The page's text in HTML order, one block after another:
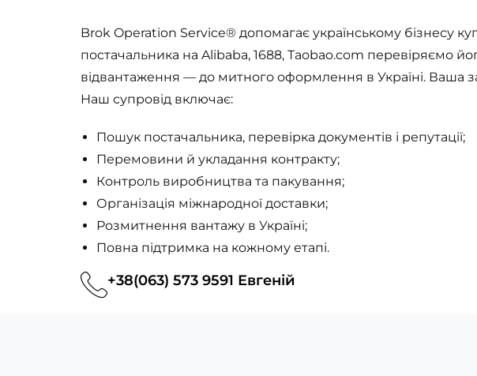
Brok Operation Service® допомагає українському бізнесу
постачальника на Alibaba, 1688, Taobao.com перевіряємо
відвантаження — до митного оформлення в Україні. Ваша
Наш супровід включає:
Пошук постачальника, перевірка документів і репутації;
Перемовини й укладання контракту;
Контроль виробництва та пакування;
Організація міжнародної доставки;
Розмитнення вантажу в Україні;
Повна підтримка на кожному етапі.
+38(063) 573 9591 Евгеній